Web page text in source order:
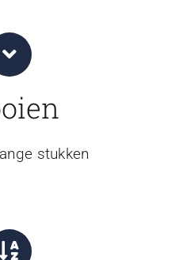
stukken